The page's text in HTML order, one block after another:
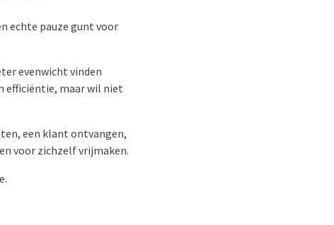
echte pauze gunt voor
evenwicht vinden
efficiëntie, maar wil niet
een klant ontvangen,
voor zichzelf vrijmaken.